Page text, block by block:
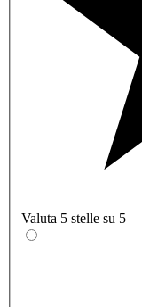
Valuta 5 stelle su 5